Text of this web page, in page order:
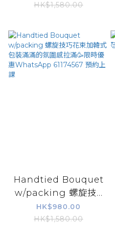
HK$1,580.00
Handtied Bouquet
w/packing 螺旋技...
HK$980.00
HK$1,580.00